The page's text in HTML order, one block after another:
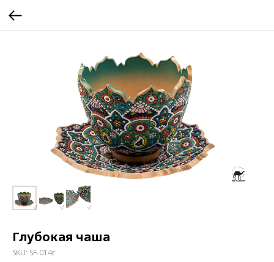
Глубокая чаша
SKU: SF-014с